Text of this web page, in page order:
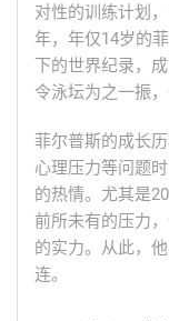
对性的训练计划
年，年仅14岁的
下的世界纪录，
令泳坛为之一振
菲尔普斯的成长
心理压力等问题
的热情。尤其是
前所未有的压力
的实力。从此，
连。